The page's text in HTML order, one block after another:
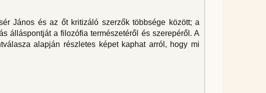
János és az őt kritizáló szerzők többsége között; a
álláspontját a filozófia természetéről és szerepéről. A
alapján részletes képet kaphat arról, hogy mi